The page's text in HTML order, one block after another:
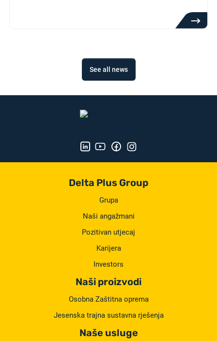
See all news
Delta Plus Group
Grupa
Naši angažmani
Pozitivan utjecaj
Karijera
Investors
Naši proizvodi
Osobna Zaštitna oprema
Jesenska trajna sustavna rješenja
Naše usluge